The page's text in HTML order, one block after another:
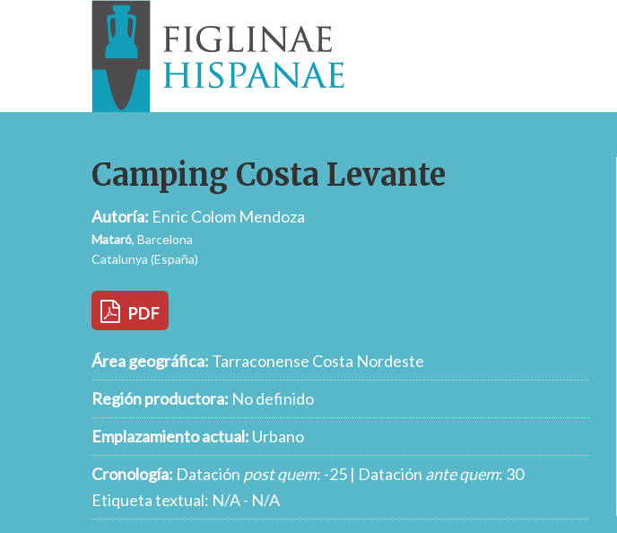
Camping Costa Levante
Autoría: Enric Colom Mendoza
Mataró, Barcelona
Catalunya (España)
PDF
Área geográfica: Tarraconense Costa Nordeste
Región productora: No definido
Emplazamiento actual: Urbano
Cronología: Datación post quem: -25 | Datación ante quem: 30
Etiqueta textual: N/A - N/A